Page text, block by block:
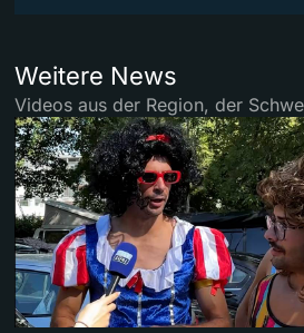
Weitere News
Videos aus der Region, der